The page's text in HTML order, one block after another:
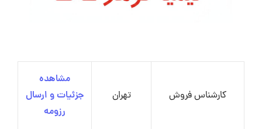
کارشناس فروش تهران
مشاهده
جزئیات و ارسال
رزومه